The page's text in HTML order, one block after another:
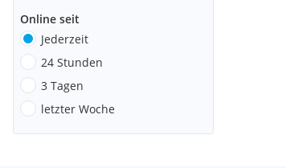
Online seit
Jederzeit
24 Stunden
3 Tagen
letzter Woche